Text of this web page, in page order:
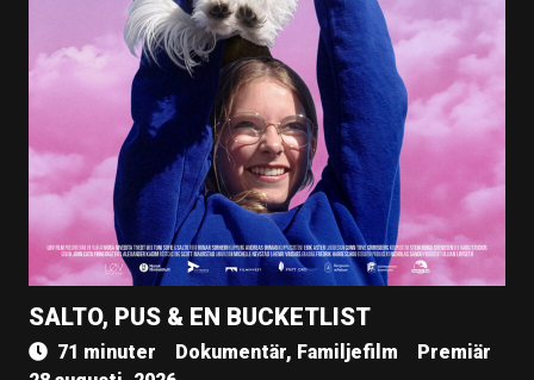
SALTO, PUS & EN BUCKETLIST
71 minuter Dokumentär, Familjefilm
Premiär